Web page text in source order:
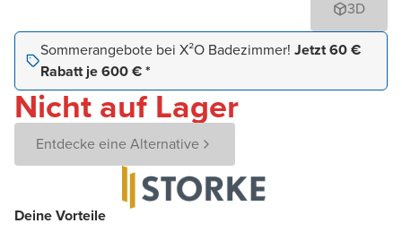
3D
Deine Vorteile
Sommerangebote bei X²O Badezimmer! Jetzt 60 €
Rabatt je 600 € *
Nicht auf Lager
Entdecke eine Alternative